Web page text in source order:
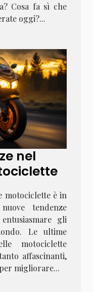
Cosa fa sì che
oggi?...
nel
motociclette è in
tendenze
gli
Le ultime
motociclette
affascinanti,
migliorare...